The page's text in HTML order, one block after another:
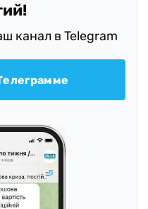
канал в Telegram